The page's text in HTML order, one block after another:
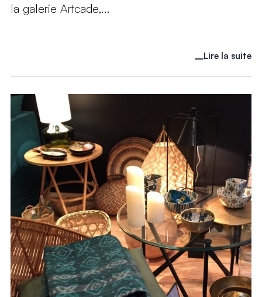
la galerie Artcade,...
Lire la suite